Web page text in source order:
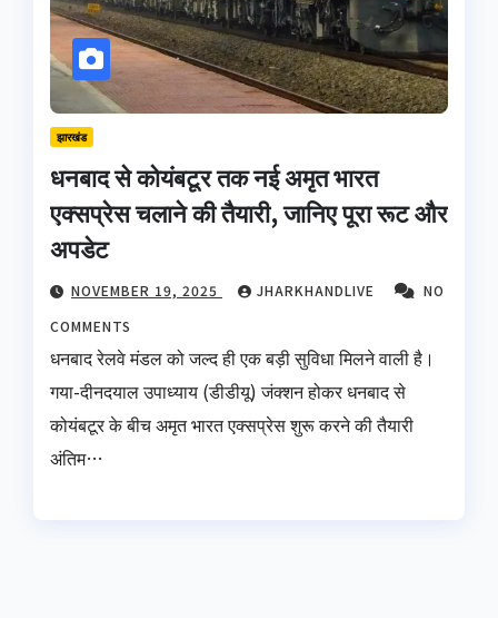
झारखंड
धनबाद से कोयंबटूर तक नई अमृत भारत
एक्सप्रेस चलाने की तैयारी, जानिए पूरा रूट और
अपडेट
NOVEMBER 19, 2025 JHARKHANDLIVE
NO
COMMENTS
धनबाद रेलवे मंडल को जल्द ही एक बड़ी सुविधा मिलने वाली है।
गया-दीनदयाल उपाध्याय (डीडीयू) जंक्शन होकर धनबाद से
कोयंबटूर के बीच अमृत भारत एक्सप्रेस शुरू करने की तैयारी
अंतिम…